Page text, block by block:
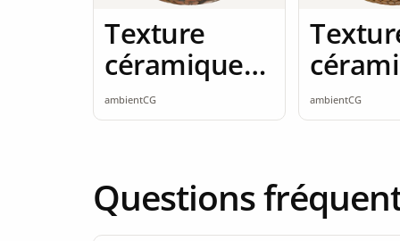
Texture
céramique
2K seamless
ambientCG
2K
ambientCG
Questions